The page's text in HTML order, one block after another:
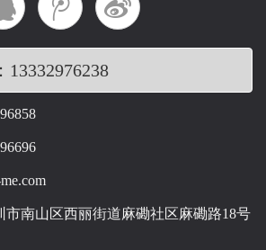
13332976238
市南山区西丽街道麻磡社区麻磡路18号